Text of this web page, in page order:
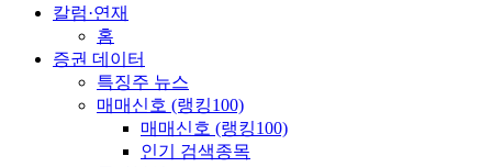
칼럼·연재
홈
증권 데이터
특징주 뉴스
매매신호 (랭킹100)
매매신호 (랭킹100)
인기 검색종목